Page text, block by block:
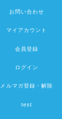
お問い合わせ
マイアカウント
会員登録
ログイン
メルマガ登録・解除
test